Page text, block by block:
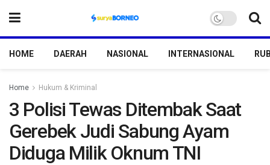
HOME DAERAH NASIONAL INTERNASIONAL
Home Hukum & Kriminal
3 Polisi Tewas Ditembak Saat
Gerebek Judi Sabung Ayam
Diduga Milik Oknum TNI